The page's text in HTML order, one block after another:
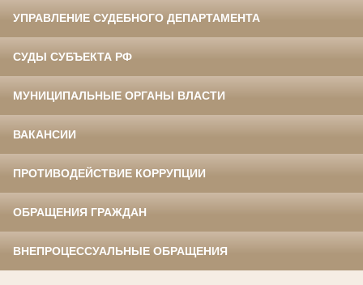
УПРАВЛЕНИЕ СУДЕБНОГО ДЕПАРТАМЕНТА
СУДЫ СУБЪЕКТА РФ
МУНИЦИПАЛЬНЫЕ ОРГАНЫ ВЛАСТИ
ВАКАНСИИ
ПРОТИВОДЕЙСТВИЕ КОРРУПЦИИ
ОБРАЩЕНИЯ ГРАЖДАН
ВНЕПРОЦЕССУАЛЬНЫЕ ОБРАЩЕНИЯ